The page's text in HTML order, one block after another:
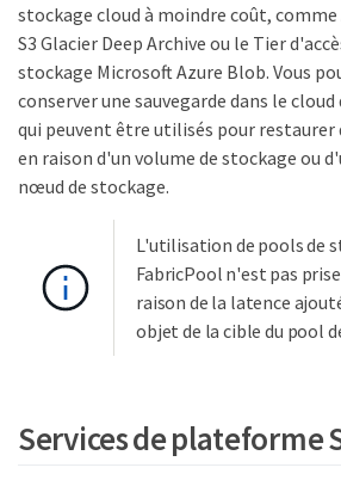
stockage cloud à moindre coût, comme
S3 Glacier Deep Archive ou le Tier
stockage Microsoft Azure Blob. Vous
conserver une sauvegarde dans le
qui peuvent être utilisés pour restaurer
en raison d'un volume de stockage ou
nœud de stockage.
L'utilisation de pools de
FabricPool n'est pas
raison de la latence
objet de la cible du pool
Services de plateforme